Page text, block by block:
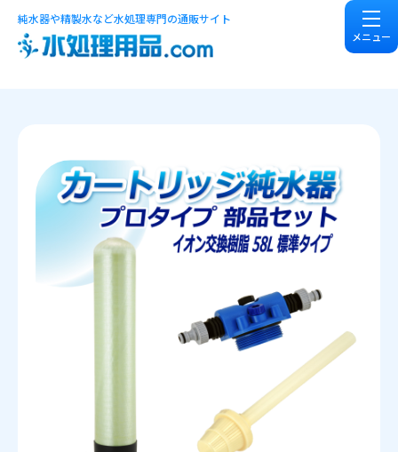
純水器や精製水など水処理専門の通販サイト
メニュー